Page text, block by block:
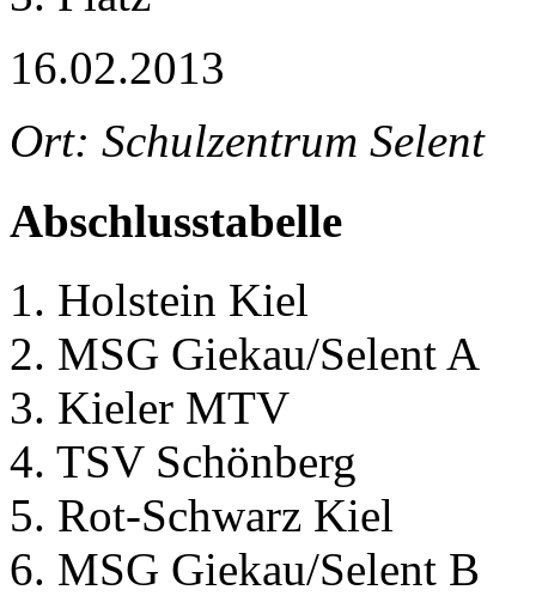
16.02.2013
Ort: Schulzentrum Selent
Abschlusstabelle
1. Holstein Kiel
2. MSG Giekau/Selent A
3. Kieler MTV
4. TSV Schönberg
5. Rot-Schwarz Kiel
6. MSG Giekau/Selent B